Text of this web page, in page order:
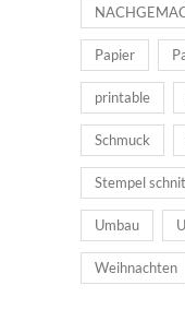
Papier
printable
Schmuck
Stempel
Umbau
Weihnachten